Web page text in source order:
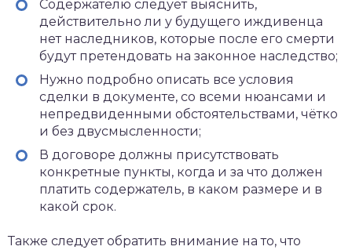
Содержателю следует выяснить,
действительно ли у будущего иждивенца
нет наследников, которые после его смерти
будут претендовать на законное наследство;
Нужно подробно описать все условия
сделки в документе, со всеми нюансами и
непредвиденными обстоятельствами, чётко
и без двусмысленности;
В договоре должны присутствовать
конкретные пункты, когда и за что должен
платить содержатель, в каком размере и в
какой срок.
Также следует обратить внимание на то, что